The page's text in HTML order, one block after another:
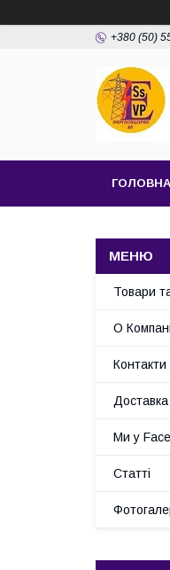
+380 (50)
ГОЛОВНА
Товари
О
Контакти
Ми у
Статті